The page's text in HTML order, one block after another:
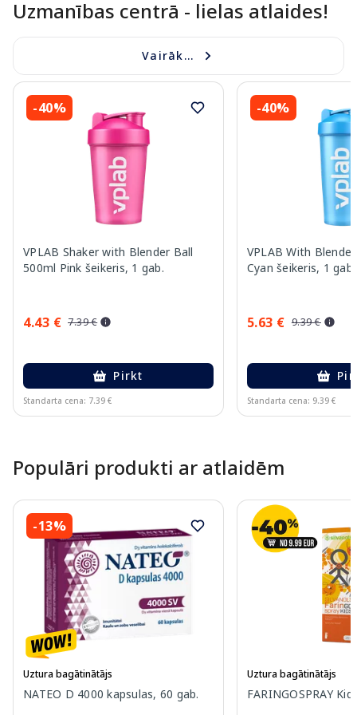
Uzmanības centrā - lielas atlaides!
Vairāk...
-40%
VPLAB Shaker with Blender Ball
500ml Pink šeikeris, 1 gab.
4.43 € 7.39 €
Pirkt
Standarta cena: 7.39 €
-40%
VPLAB With
Cyan šeikeris, 1 gab.
5.63 € 9.39 €
Standarta cena: 9.39 €
Populāri produkti ar atlaidēm
-13%
Uztura bagātinātājs
NATEO D 4000 kapsulas, 60 gab.
Uztura bagātinātājs
FARINGOSPRAY